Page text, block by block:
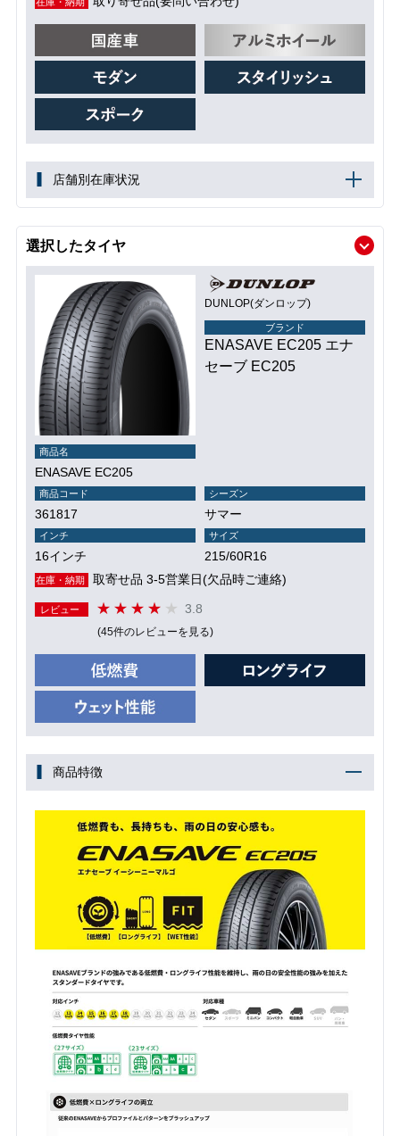
在庫・納期
店舗別在庫状況
選択したタイヤ
DUNLOP(ダンロップ)
ブランド
ENASAVE EC205 エナ
セーブ EC205
商品名
ENASAVE EC205
商品コード
361817
シーズン
サマー
インチ
16インチ
サイズ
215/60R16
在庫・納期 取寄せ品 3-5営業日(欠品時ご連絡)
レビュー 3.8
(45件のレビューを見る)
商品特徴